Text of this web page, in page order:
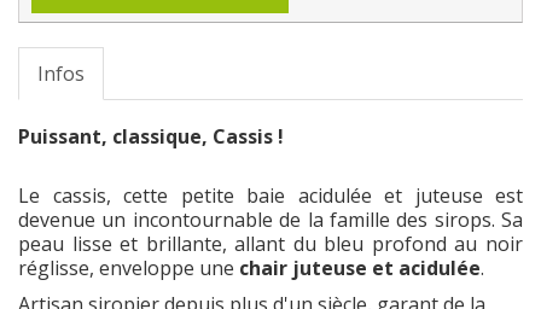
Infos
Puissant, classique, Cassis !
Le cassis, cette petite baie acidulée et juteuse est
devenue un incontournable de la famille des sirops. Sa
peau lisse et brillante, allant du bleu profond au noir
réglisse, enveloppe une chair juteuse et acidulée.